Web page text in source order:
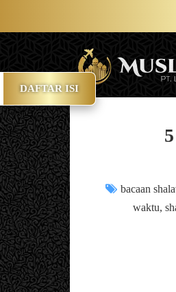
bacaan
waktu,
DAFTAR ISI